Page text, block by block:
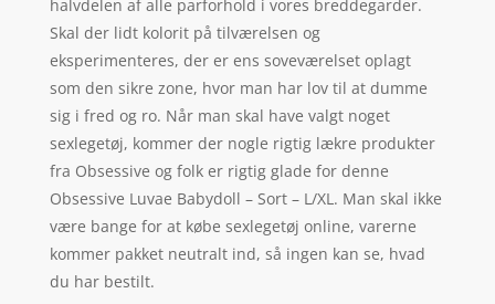
halvdelen af alle parforhold i vores breddegarder.
Skal der lidt kolorit på tilværelsen og
eksperimenteres, der er ens soveværelset oplagt
som den sikre zone, hvor man har lov til at dumme
sig i fred og ro. Når man skal have valgt noget
sexlegetøj, kommer der nogle rigtig lækre produkter
fra Obsessive og folk er rigtig glade for denne
Obsessive Luvae Babydoll – Sort – L/XL. Man skal ikke
være bange for at købe sexlegetøj online, varerne
kommer pakket neutralt ind, så ingen kan se, hvad
du har bestilt.